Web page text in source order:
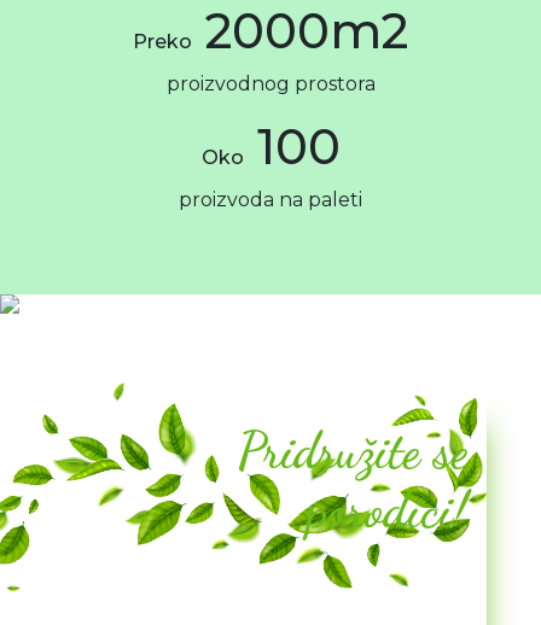
Preko 2000m2
proizvodnog prostora
Oko 100
proizvoda na paleti
Pridružite se
porodici!